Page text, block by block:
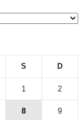
S D
1 2
8 9